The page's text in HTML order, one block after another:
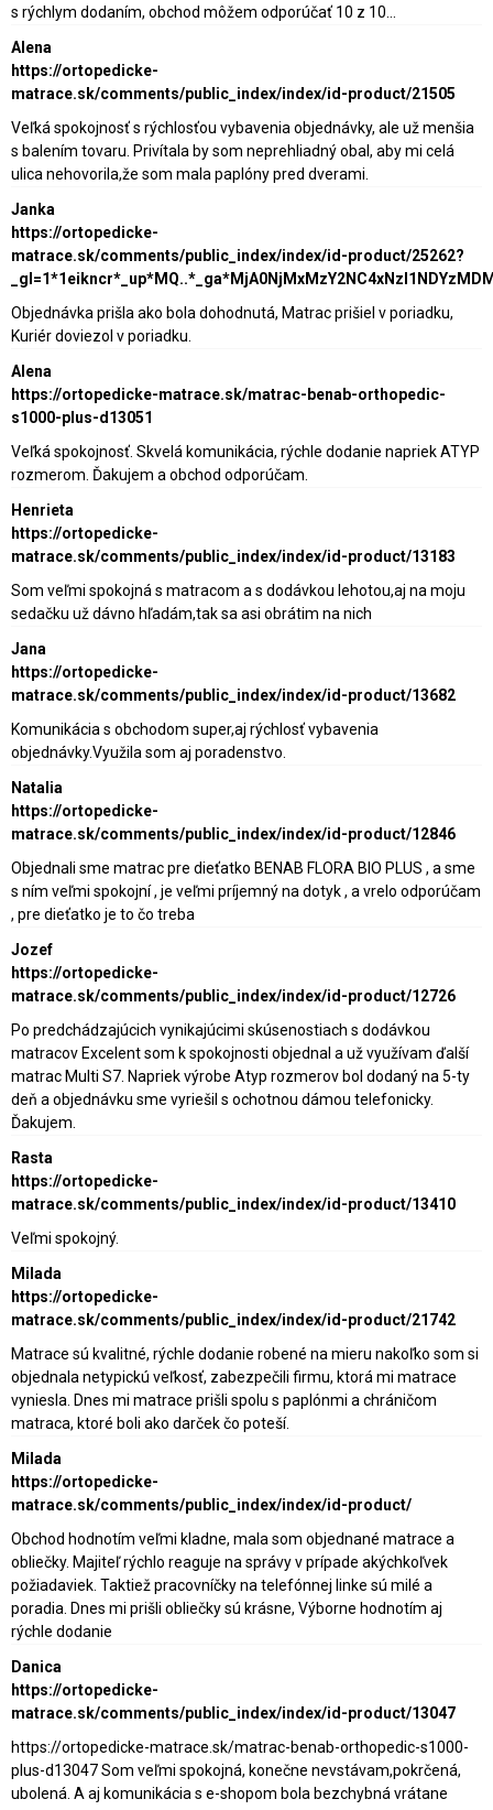
s rýchlym dodaním, obchod môžem odporúčať 10 z 10...
Alena
https://ortopedicke-
matrace.sk/comments/public_index/index/id-product/21505
Veľká spokojnosť s rýchlosťou vybavenia objednávky, ale už menšia
s balením tovaru. Privítala by som neprehliadný obal, aby mi celá
ulica nehovorila,že som mala paplóny pred dverami.
Janka
https://ortopedicke-
matrace.sk/comments/public_index/index/id-product/25262?
Objednávka prišla ako bola dohodnutá, Matrac prišiel v poriadku,
Kuriér doviezol v poriadku.
Alena
https://ortopedicke-matrace.sk/matrac-benab-orthopedic-
s1000-plus-d13051
Veľká spokojnosť. Skvelá komunikácia, rýchle dodanie napriek ATYP
rozmerom. Ďakujem a obchod odporúčam.
Henrieta
https://ortopedicke-
matrace.sk/comments/public_index/index/id-product/13183
Som veľmi spokojná s matracom a s dodávkou lehotou,aj na moju
sedačku už dávno hľadám,tak sa asi obrátim na nich
Jana
https://ortopedicke-
matrace.sk/comments/public_index/index/id-product/13682
Komunikácia s obchodom super,aj rýchlosť vybavenia
objednávky.Využila som aj poradenstvo.
Natalia
https://ortopedicke-
matrace.sk/comments/public_index/index/id-product/12846
Objednali sme matrac pre dieťatko BENAB FLORA BIO PLUS , a sme
s ním veľmi spokojní , je veľmi príjemný na dotyk , a vrelo odporúčam
, pre dieťatko je to čo treba
Jozef
https://ortopedicke-
matrace.sk/comments/public_index/index/id-product/12726
Po predchádzajúcich vynikajúcimi skúsenostiach s dodávkou
matracov Excelent som k spokojnosti objednal a už využívam ďalší
matrac Multi S7. Napriek výrobe Atyp rozmerov bol dodaný na 5-ty
deň a objednávku sme vyriešil s ochotnou dámou telefonicky.
Ďakujem.
Rasta
https://ortopedicke-
matrace.sk/comments/public_index/index/id-product/13410
Veľmi spokojný.
Milada
https://ortopedicke-
matrace.sk/comments/public_index/index/id-product/21742
Matrace sú kvalitné, rýchle dodanie robené na mieru nakoľko som si
objednala netypickú veľkosť, zabezpečili firmu, ktorá mi matrace
vyniesla. Dnes mi matrace prišli spolu s paplónmi a chráničom
matraca, ktoré boli ako darček čo poteší.
Milada
https://ortopedicke-
matrace.sk/comments/public_index/index/id-product/
Obchod hodnotím veľmi kladne, mala som objednané matrace a
obliečky. Majiteľ rýchlo reaguje na správy v prípade akýchkoľvek
požiadaviek. Taktiež pracovníčky na telefónnej linke sú milé a
poradia. Dnes mi prišli obliečky sú krásne, Výborne hodnotím aj
rýchle dodanie
Danica
https://ortopedicke-
matrace.sk/comments/public_index/index/id-product/13047
https://ortopedicke-matrace.sk/matrac-benab-orthopedic-s1000-
plus-d13047 Som veľmi spokojná, konečne nevstávam,pokrčená,
ubolená. A aj komunikácia s e-shopom bola bezchybná vrátane